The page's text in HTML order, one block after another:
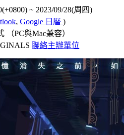
~ 2023/09/28(周四)
, Google 日曆 )
（PC與Mac兼容）
聯絡主辦單位